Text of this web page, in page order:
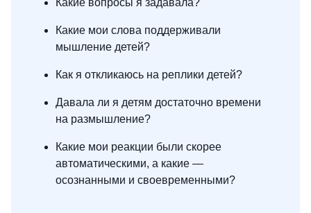
Какие вопросы я задавала?
Какие мои слова поддерживали
мышление детей?
Как я откликаюсь на реплики детей?
Давала ли я детям достаточно времени
на размышление?
Какие мои реакции были скорее
автоматическими, а какие —
осознанными и своевременными?